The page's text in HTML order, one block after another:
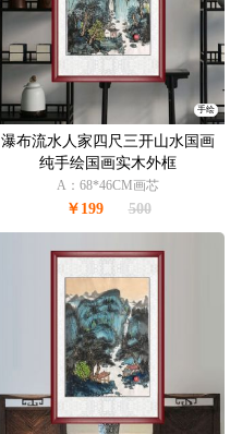
手绘
瀑布流水人家四尺三开山水国画
纯手绘国画实木外框
A：68*46CM画芯
￥199 500